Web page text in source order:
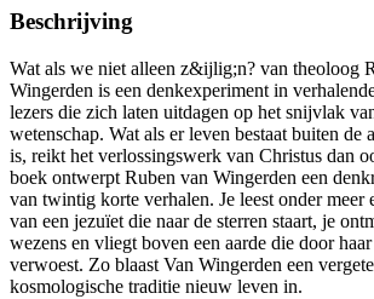
Beschrijving
Wat als we niet alleen z&ijlig;n? van theoloog
Wingerden is een denkexperiment in
lezers die zich laten uitdagen op het snijvlak
wetenschap. Wat als er leven bestaat buiten de
is, reikt het verlossingswerk van Christus dan
boek ontwerpt Ruben van Wingerden een
van twintig korte verhalen. Je leest onder meer
van een jezuïet die naar de sterren staart, je
wezens en vliegt boven een aarde die door
verwoest. Zo blaast Van Wingerden een
kosmologische traditie nieuw leven in.